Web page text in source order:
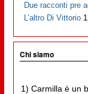
Due racconti pre
L’altro Di Vittorio
Chi siamo
1) Carmilla è un